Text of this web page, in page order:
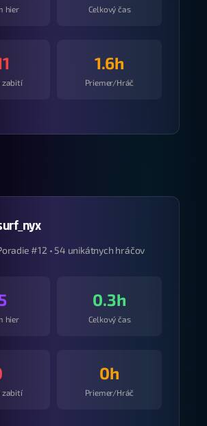
hier Celkový čas
zabití
1.6h
Priemer/Hráč
#12 • 54 unikátnych hráčov
hier
0.3h
Celkový čas
zabití
0h
Priemer/Hráč